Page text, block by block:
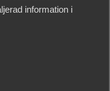
information i
datalagring
på
Men